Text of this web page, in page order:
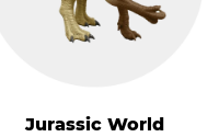
Jurassic World